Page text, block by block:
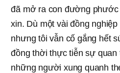
đã mở ra con đường
xin. Dù một vài đồng
nhưng tôi vẫn cố gắng hết
đồng thời thực tiễn sự
những người xung quanh